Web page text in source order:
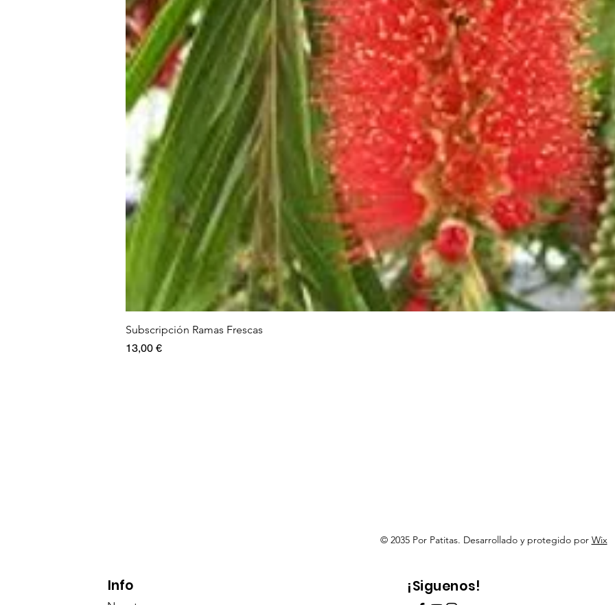
Subscripción Ramas Frescas
Precio
13,00 €
© 2035 Por Patitas. Desarrollado y protegido por Wix
Info ¡Siguenos!